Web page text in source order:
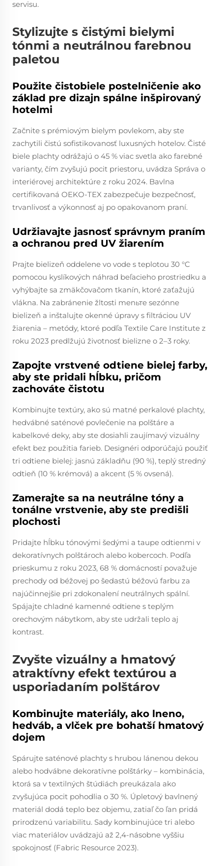
servisu.
Stylizujte s čistými bielymi
tónmi a neutrálnou farebnou
paletou
Použite čistobiele postelničenie ako
základ pre dizajn spálne inšpirovaný
hotelmi
Začnite s prémiovým bielym povlekom, aby ste
zachytili čistú sofistikovanosť luxusných hotelov. Čisté
biele plachty odrážajú o 45 % viac svetla ako farebné
varianty, čím zvyšujú pocit priestoru, uvádza Správa o
interiérovej architektúre z roku 2024. Bavlna
certifikovaná OEKO-TEX zabezpečuje bezpečnosť,
trvanlivosť a výkonnosť aj po opakovanom praní.
Udržiavajte jasnosť správnym praním
a ochranou pred UV žiarením
Prajte bielizeň oddelene vo vode s teplotou 30 °C
pomocou kyslíkových náhrad beľacieho prostriedku a
vyhýbajte sa zmäkčovačom tkanín, ktoré zaťažujú
vlákna. Na zabránenie žltosti menьте sezónne
bielizeň a inštalujte okenné úpravy s filtráciou UV
žiarenia – metódy, ktoré podľa Textile Care Institute z
roku 2023 predlžujú životnosť bielizne o 2–3 roky.
Zapojte vrstvené odtiene bielej farby,
aby ste pridali hĺbku, pričom
zachováte čistotu
Kombinujte textúry, ako sú matné perkalové plachty,
hedvábné saténové povlečenie na polštáre a
kabelkové deky, aby ste dosiahli zaujímavý vizuálny
efekt bez použitia farieb. Designéri odporúčajú použiť
tri odtiene bielej: jasnú základňu (90 %), teplý stredný
odtieň (10 % krémová) a akcent (5 % ovsená).
Zamerajte sa na neutrálne tóny a
tonálne vrstvenie, aby ste predišli
plochosti
Pridajte hĺbku tónovými šedými a taupe odtienmi v
dekoratívnych polštároch alebo kobercoch. Podľa
prieskumu z roku 2023, 68 % domácností považuje
prechody od béžovej po šedastú béžovú farbu za
najúčinnejšie pri zdokonalení neutrálnych spální.
Spájajte chladné kamenné odtiene s teplým
orechovým nábytkom, aby ste udržali teplo aj
kontrast.
Zvyšte vizuálny a hmatový
atraktívny efekt textúrou a
usporiadaním polštárov
Kombinujte materiály, ako lneno,
hedváb, a vlček pre bohatší hmatový
dojem
Spárujte saténové plachty s hrubou lánenou dekou
alebo hodvábne dekoratívne polštárky – kombinácia,
ktorá sa v textilných štúdiách preukázala ako
zvyšujúca pocit pohodlia o 30 %. Úpletový bavlnený
materiál dodá teplo bez objemu, zatiaľ čo ľan pridá
prirodzenú variabilitu. Sady kombinujúce tri alebo
viac materiálov uvádzajú až 2,4-násobne vyššiu
spokojnosť (Fabric Resource 2023).